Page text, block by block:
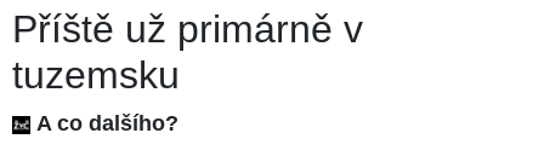
Příště už primárně v
tuzemsku
A co dalšího?